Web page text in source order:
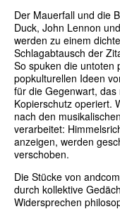
Der Mauerfall und die
Duck, John Lennon
werden zu einem
Schlagabtausch der
So spuken die untoten
popkulturellen Ideen
für die Gegenwart,
Kopierschutz operiert.
nach den
verarbeitet:
anzeigen, werden
verschoben.
Die Stücke von
durch kollektive
Widersprechen